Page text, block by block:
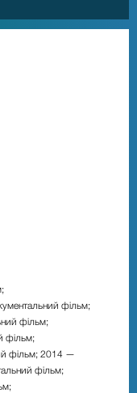
фільм;
фільм;
фільм;
фільм; 2014 —
фільм;